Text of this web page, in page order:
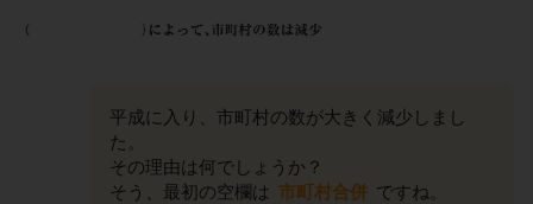
平成に入り、市町村の数が大きく減少しまし
た。
その理由は何でしょうか？
そう、最初の空欄は 市町村合併 ですね。